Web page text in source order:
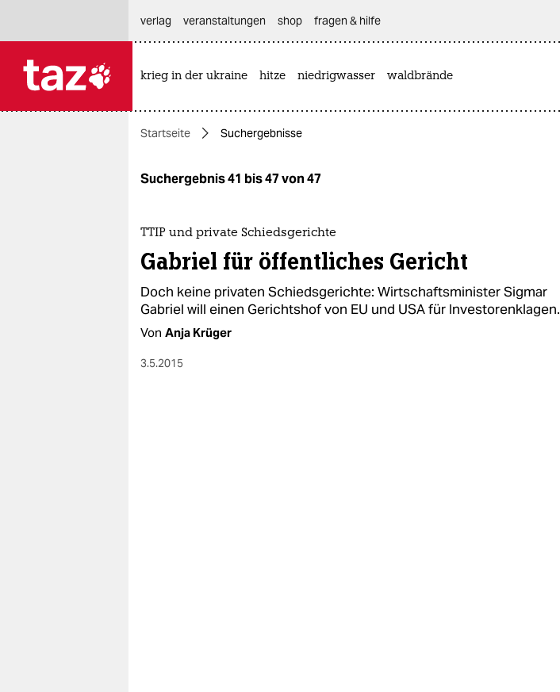
themen
politik
gesellschaft
kultur
berlin
verlag
veranstaltungen shop fragen & hilfe
krieg in der ukraine hitze niedrigwasser waldbrände
Startseite Suchergebnisse
Suchergebnis 41 bis 47 von 47
TTIP und private Schiedsgerichte
Gabriel für öffentliches Gericht
Doch keine privaten Schiedsgerichte: Wirtschaftsminister Sigmar
Gabriel will einen Gerichtshof von EU und USA für Investorenklagen.
Von Anja Krüger
3.5.2015